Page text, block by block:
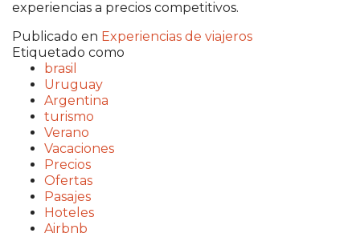
experiencias a precios competitivos.
Publicado en Experiencias de viajeros
Etiquetado como
brasil
Uruguay
Argentina
turismo
Verano
Vacaciones
Precios
Ofertas
Pasajes
Hoteles
Airbnb